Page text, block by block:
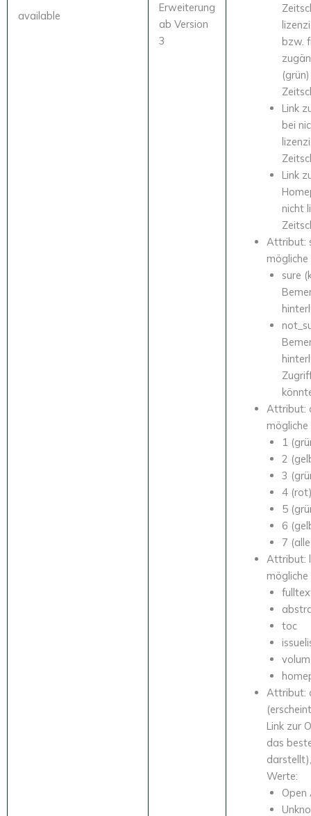
available
Erweiterung
ab Version
3
bzw.
(grün)
Link
bei
Link
nicht
Attribut:
sure
Attribut:
1
2
3
4
5
6
7
Attribut:
toc
Attribut:
Link zur
das
Werte:
Open